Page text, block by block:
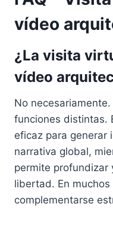
vídeo
¿La visita
vídeo
No
funciones distintas.
eficaz para generar
narrativa global,
permite profundizar
libertad. En
complementarse